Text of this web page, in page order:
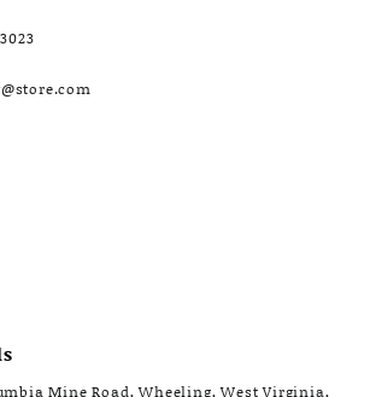
Mine Road, Wheeling, West Virginia,